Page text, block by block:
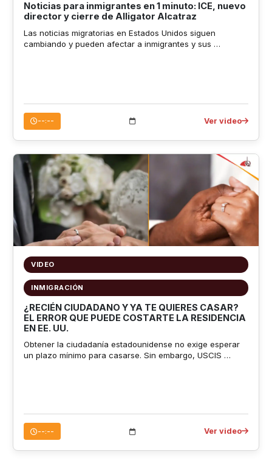
Noticias para inmigrantes en 1 minuto: ICE, nuevo
director y cierre de Alligator Alcatraz
Las noticias migratorias en Estados Unidos siguen
cambiando y pueden afectar a inmigrantes y sus …
--:-- Ver video
VIDEO
INMIGRACIÓN
¿RECIÉN CIUDADANO Y YA TE QUIERES CASAR?
EL ERROR QUE PUEDE COSTARTE LA RESIDENCIA
EN EE. UU.
Obtener la ciudadanía estadounidense no exige esperar
un plazo mínimo para casarse. Sin embargo, USCIS …
--:-- Ver video